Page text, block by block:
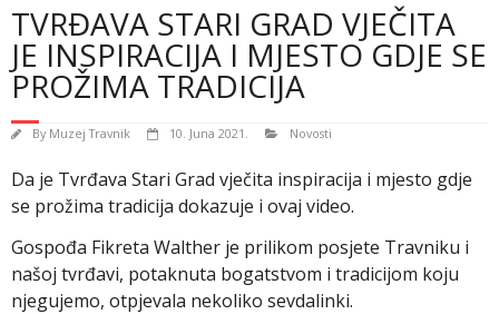
TVRĐAVA STARI GRAD VJEČITA
JE INSPIRACIJA I MJESTO GDJE SE
PROŽIMA TRADICIJA
By Muzej Travnik 10. Juna 2021. Novosti
Da je Tvrđava Stari Grad vječita inspiracija i mjesto gdje
se prožima tradicija dokazuje i ovaj video.
Gospođa Fikreta Walther je prilikom posjete Travniku i
našoj tvrđavi, potaknuta bogatstvom i tradicijom koju
njegujemo, otpjevala nekoliko sevdalinki.